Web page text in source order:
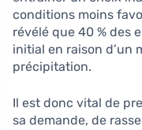
conditions moins
révélé que 40 % des
initial en raison d’un
précipitation.
Il est donc vital de
sa demande, de